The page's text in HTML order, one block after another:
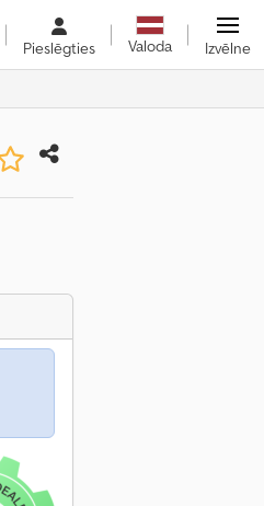
Pieslēgties Valoda Izvēlne